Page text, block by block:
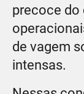
precoce do
de vagem
intensas.